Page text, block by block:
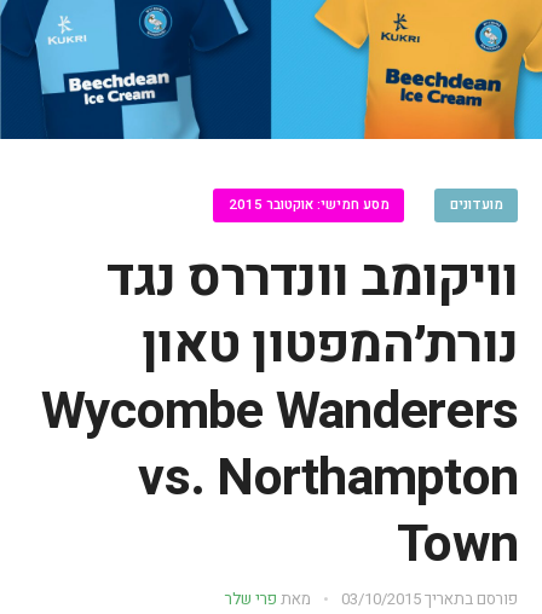
מועדונים מסע חמישי: אוקטובר 2015
וויקומב וונדררס נגד
נורת׳המפטון טאון
Wycombe Wanderers
vs. Northampton
Town
פורסם בתאריך03/10/2015 מאת פרי שלר